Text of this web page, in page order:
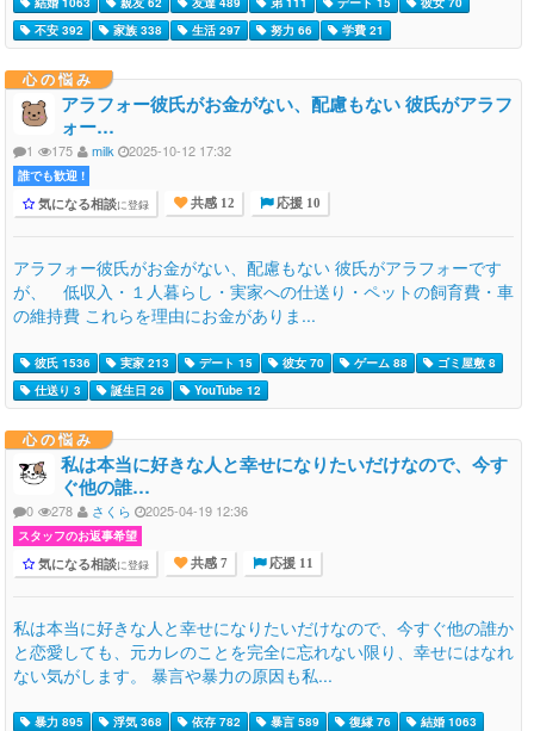
不安 392
家族 338 生活 297 努力 66 学費 21
心の悩み
アラフォー彼氏がお金がない、配慮もない 彼氏がアラフ
ォー…
1 175 milk 2025-10-12 17:32
誰でも歓迎 !
気になる相談に登録 共感 12 応援 10
アラフォー彼氏がお金がない、配慮もない 彼氏がアラフォーです
が、 低収入・１人暮らし・実家への仕送り・ペットの飼育費・車
の維持費 これらを理由にお金がありま...
彼氏 1536 実家 213 デート 15 彼女 70 ゲーム 88
ゴミ屋敷 8
仕送り 3
誕生日 26 YouTube 12
心の悩み
私は本当に好きな人と幸せになりたいだけなので、今す
ぐ他の誰…
0 278 さくら 2025-04-19 12:36
スタッフのお返事希望
気になる相談に登録 共感 7 応援 11
私は本当に好きな人と幸せになりたいだけなので、今すぐ他の誰か
と恋愛しても、元カレのことを完全に忘れない限り、幸せにはなれ
ない気がします。 暴言や暴力の原因も私...
暴力 895 浮気 368 依存 782 暴言 589 復縁 76
結婚 1063